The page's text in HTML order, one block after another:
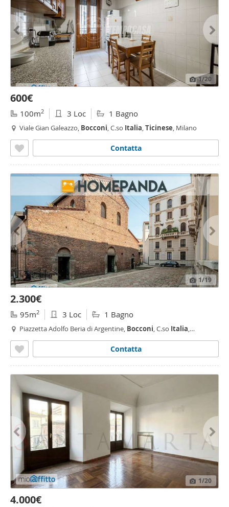
1/20
600€
100m2 3 Loc 1 Bagno
Viale Gian Galeazzo, Bocconi, C.so Italia,Ticinese, Milano
Contatta
1/19
2.300€
95m2 3 Loc 1 Bagno
Piazzetta Adolfo Beria di Argentine, Bocconi, C.so Italia,
Contatta
1/20
4.000€